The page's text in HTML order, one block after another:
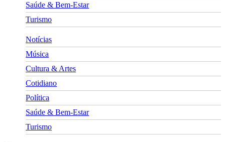
Saúde & Bem-Estar
Turismo
Notícias
Música
Cultura & Artes
Cotidiano
Política
Saúde & Bem-Estar
Turismo